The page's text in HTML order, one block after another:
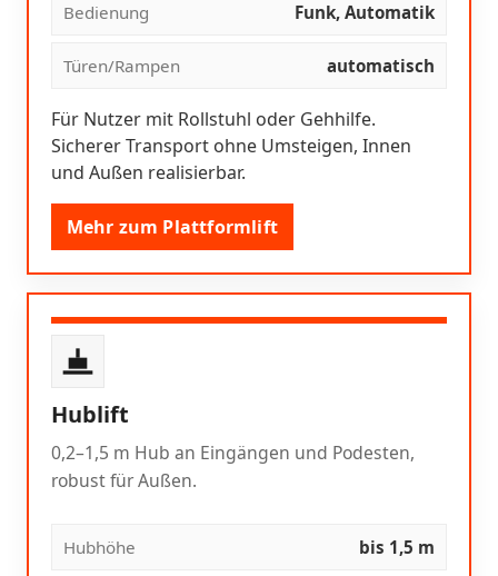
Bedienung Funk, Automatik
Türen/Rampen automatisch
Für Nutzer mit Rollstuhl oder Gehhilfe.
Sicherer Transport ohne Umsteigen, Innen
und Außen realisierbar.
Mehr zum Plattformlift
Hublift
0,2–1,5 m Hub an Eingängen und Podesten,
robust für Außen.
Hubhöhe bis 1,5 m